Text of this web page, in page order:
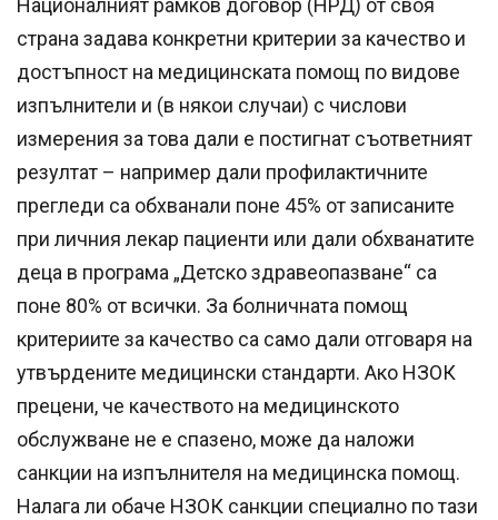
Националният рамков договор (НРД) от своя
страна задава конкретни критерии за качество и
достъпност на медицинската помощ по видове
изпълнители и (в някои случаи) с числови
измерения за това дали е постигнат съответният
резултат – например дали профилактичните
прегледи са обхванали поне 45% от записаните
при личния лекар пациенти или дали обхванатите
деца в програма „Детско здравеопазване“ са
поне 80% от всички. За болничната помощ
критериите за качество са само дали отговаря на
утвърдените медицински стандарти. Ако НЗОК
прецени, че качеството на медицинското
обслужване не е спазено, може да наложи
санкции на изпълнителя на медицинска помощ.
Налага ли обаче НЗОК санкции специално по тази